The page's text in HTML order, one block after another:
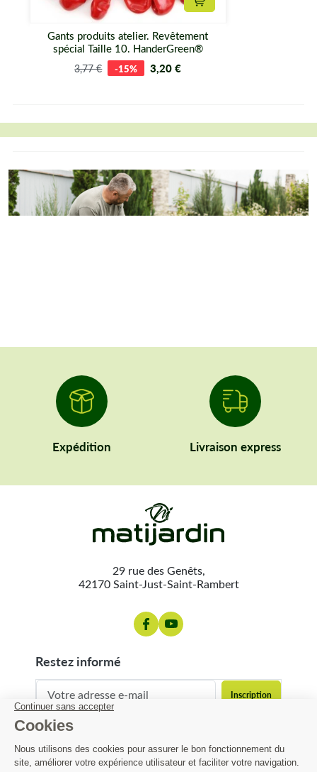
Ajouter au panier
Gants produits atelier. Revêtement
spécial Taille 10. HanderGreen®
3,77 € -15% 3,20 €
Expédition Livraison express
29 rue des Genêts,
42170 Saint-Just-Saint-Rambert
restez informé
contact@matijardin.fr 04 81 120 120